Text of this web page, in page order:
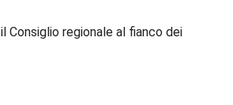
Consiglio regionale al fianco dei